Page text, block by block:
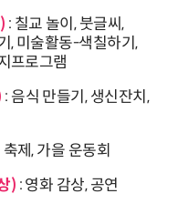
: 칠교 놀이, 붓글씨,
, 미술활동-색칠하기,
프로그램
: 음식 만들기, 생신잔치,
제, 가을 운동회
) : 영화 감상, 공연